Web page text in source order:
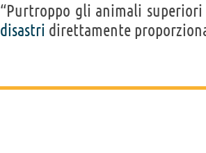
“Purtroppo gli animali
disastri direttamente